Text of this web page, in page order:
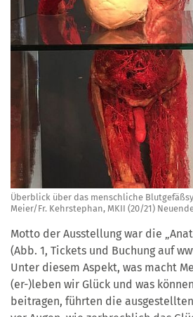
Überblick über das menschliche
Meier/Fr. Kehrstephan, MKII (20/21)
Motto der Ausstellung war die
(Abb. 1, Tickets und Buchung auf
Unter diesem Aspekt, was macht
(er-)leben wir Glück und was
beitragen, führten die